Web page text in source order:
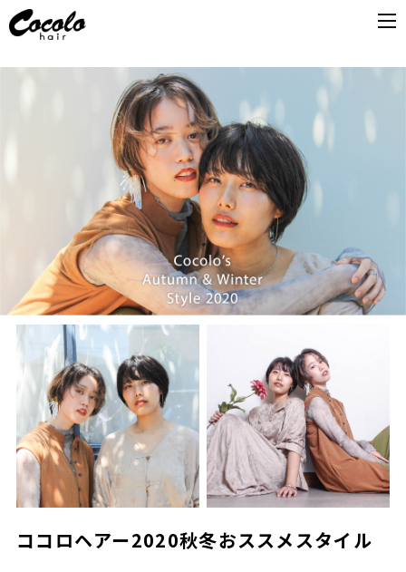
ココロヘアー2020秋冬おススメスタイル